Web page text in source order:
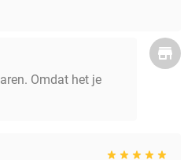
Omdat het je